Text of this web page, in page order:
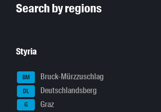
Search by regions
Styria
BM Bruck-Mürzzuschlag
DL Deutschlandsberg
G Graz